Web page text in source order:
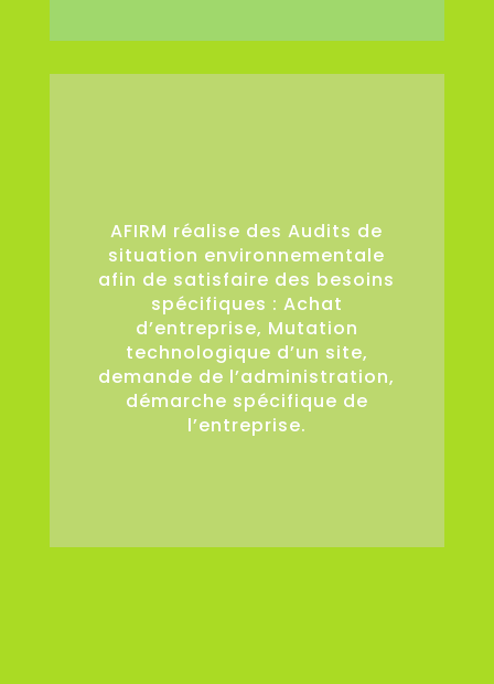
AFIRM réalise des Audits de
situation environnementale
afin de satisfaire des besoins
spécifiques : Achat
d’entreprise, Mutation
technologique d’un site,
demande de l’administration,
démarche spécifique de
l’entreprise.